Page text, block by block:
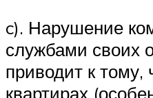
c). Нарушение
службами своих
приводит к тому,
квартирах